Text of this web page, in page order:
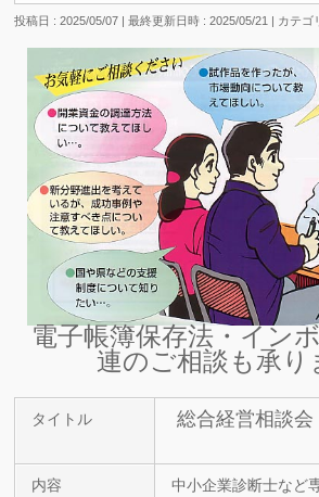
投稿日 : 2025/05/07 最終更新日時 : 2025/05/21 カテゴ
電子帳簿保存法・イン
連のご相談も承り
タイトル 総合経営相談会
内容
中小企業診断士など